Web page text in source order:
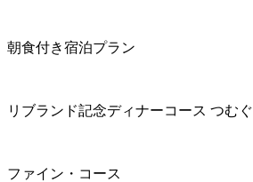
朝食付き宿泊プラン
リブランド記念ディナーコース つむぐ
ファイン・コース